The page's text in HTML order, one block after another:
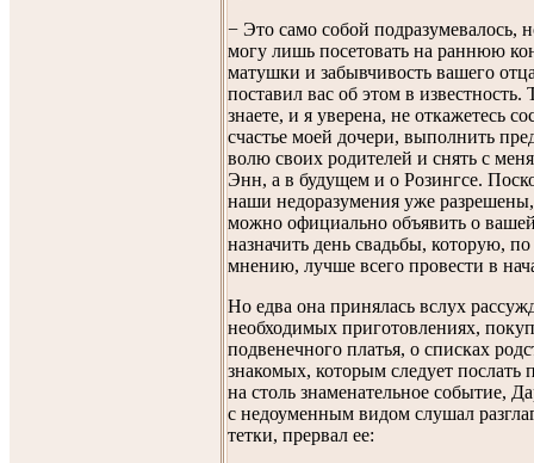
− Это само собой подразумевалось,
могу лишь посетовать на раннюю
матушки и забывчивость вашего
поставил вас об этом в известность.
знаете, и я уверена, не откажетесь
счастье моей дочери, выполнить
волю своих родителей и снять с
Энн, а в будущем и о Розингсе.
наши недоразумения уже
можно официально объявить о
назначить день свадьбы, которую,
мнению, лучше всего провести в
Но едва она принялась вслух
необходимых приготовлениях,
подвенечного платья, о списках
знакомых, которым следует послать
на столь знаменательное событие,
с недоуменным видом слушал
тетки, прервал ее: